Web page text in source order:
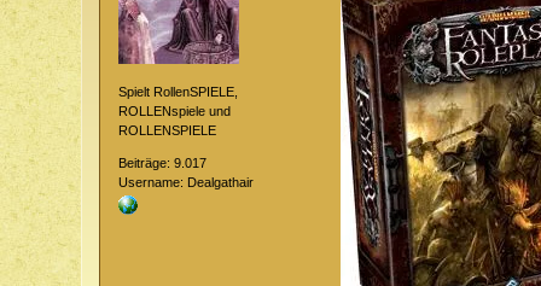
Spielt RollenSPIELE,
ROLLENspiele und
ROLLENSPIELE
Beiträge: 9.017
Username: Dealgathair